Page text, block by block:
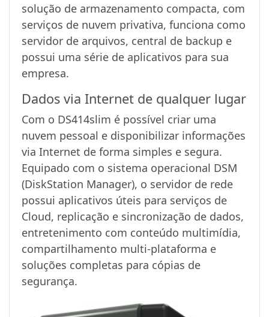
solução de armazenamento compacta, com
serviços de nuvem privativa, funciona como
servidor de arquivos, central de backup e
possui uma série de aplicativos para sua
empresa.
Dados via Internet de qualquer lugar
Com o DS414slim é possível criar uma
nuvem pessoal e disponibilizar informações
via Internet de forma simples e segura.
Equipado com o sistema operacional DSM
(DiskStation Manager), o servidor de rede
possui aplicativos úteis para serviços de
Cloud, replicação e sincronização de dados,
entretenimento com conteúdo multimídia,
compartilhamento multi-plataforma e
soluções completas para cópias de
segurança.